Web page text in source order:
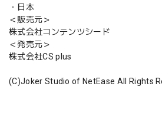
・日本
＜販売元＞
株式会社コンテンツシード
＜発売元＞
株式会社CS plus
(C)Joker Studio of NetEase All Rights